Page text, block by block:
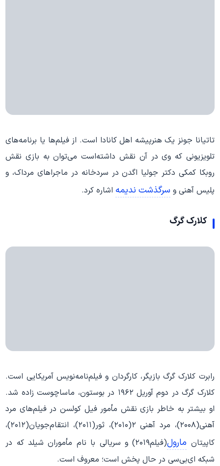
تاتیانا جونز یک هنرپیشه اهل کانادا است. از فیلم‌ها یا برنامه‌های
تلویزیونی که وی در آن نقش داشته‌است می‌توان به بازی نقش
روبکا کمکی دکتر جولیا اگدن در سردخانه در ماجراهای مرداک، و
پلیس آهنی و سرگذشت ندیمه اشاره کرد.
کلارک گرگ
رابرت کلارک گرگ بازیگر، کارگردان و فیلم‌نامه‌نویس آمریکایی است.
کلارک گرگ در دوم آوریل ۱۹۶۲ در بوستون، ماساچوست زاده شد.
او بیشتر به خاطر بازی نقش مأمور فیل کولسن در فیلم‌های مرد
آهنی(۲۰۰۸)، مرد آهنی ۲(۲۰۱۰)، ثور(۲۰۱۱)، انتقام‌جویان(۲۰۱۲)،
کاپیتان مارول
(فیلم۲۰۱۹) و سریالی با نام مأموران شیلد که در
شبکه ای‌بی‌سی در حال پخش است؛ معروف است.